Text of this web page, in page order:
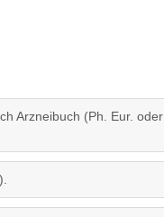
Arzneibuch (Ph. Eur. oder